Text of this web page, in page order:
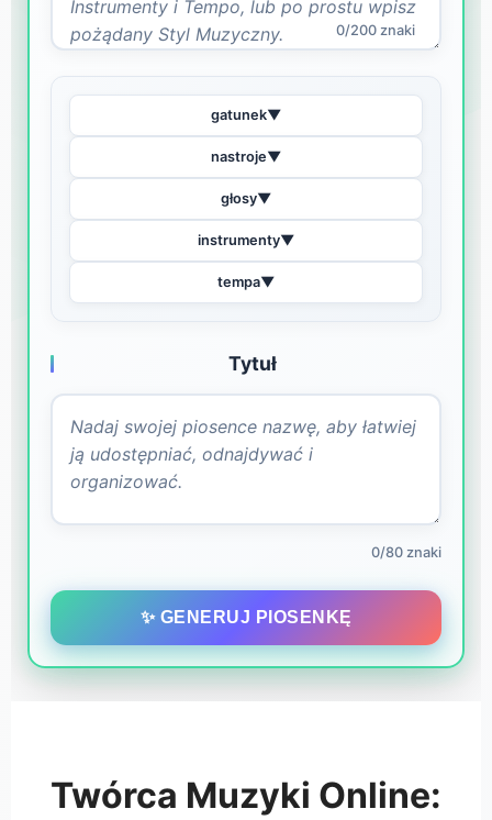
0/200 znaki
gatunek▼
nastroje▼
głosy▼
instrumenty▼
tempa▼
Tytuł
0/80 znaki
✨ GENERUJ PIOSENKĘ
Twórca Muzyki Online: